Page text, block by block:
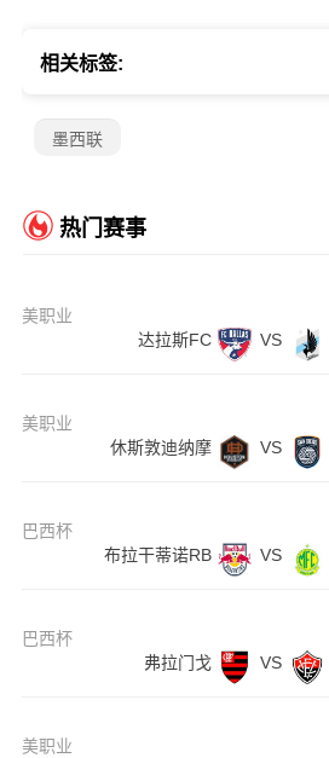
相关标签:
墨西联
热门赛事
美职业
达拉斯FC
VS
美职业
休斯敦迪纳摩
VS
巴西杯
布拉干蒂诺RB
VS
巴西杯
弗拉门戈
VS
美职业